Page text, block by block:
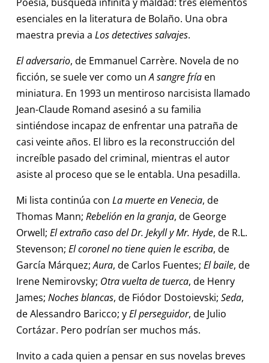
esenciales en la literatura de Bolaño. Una obra
maestra previa a Los detectives salvajes.
El adversario, de Emmanuel Carrère. Novela de no
ficción, se suele ver como unA sangre fríaen
miniatura. En 1993 un mentiroso narcisista llamado
Jean-Claude Romand asesinó a su familia
sintiéndose incapaz de enfrentar una patraña de
casi veinte años. El libro es la reconstrucción del
increíble pasado del criminal, mientras el autor
asiste al proceso que se le entabla. Una pesadilla.
Mi lista continúa con La muerte en Venecia, de
Thomas Mann; Rebelión en la granja, de George
Orwell; El extraño caso del Dr. Jekyll y Mr. Hyde, de R.L.
Stevenson; El coronel no tiene quien le escriba, de
García Márquez;Aura, de Carlos Fuentes; El baile, de
Irene Nemirovsky; Otra vuelta de tuerca, de Henry
James; Noches blancas, de Fiódor Dostoievski; Seda,
de Alessandro Baricco; yEl perseguidor, de Julio
Cortázar. Pero podrían ser muchos más.
Invito a cada quien a pensar en sus novelas breves